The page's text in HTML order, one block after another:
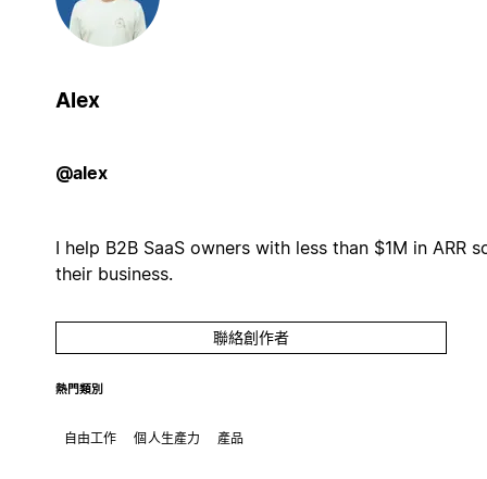
Alex
@alex
I help B2B SaaS owners with less than $1M in ARR
their business.
聯絡創作者
熱門類別
自由工作 個人生產力 產品